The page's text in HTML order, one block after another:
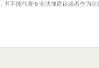
并不能代表专业法律建议或者作为